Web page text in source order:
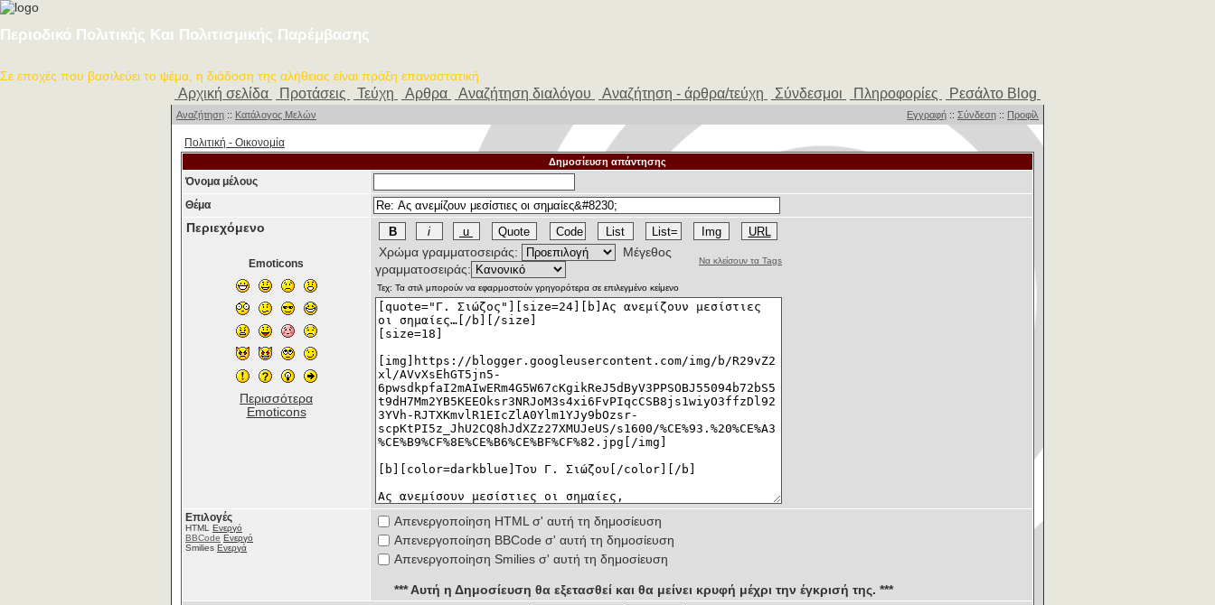
Περιοδικό Πολιτικής Και Πολιτισμικής Παρέμβασης
Σε εποχές που βασιλεύει το ψέμα, η διάδοση της αλήθειας είναι πράξη επαναστατική
Αρχική σελίδα Προτάσεις Τεύχη Αρθρα Αναζήτηση διαλόγου Αναζήτηση - άρθρα/τεύχη Σύνδεσμοι Πληροφορίες Ρεσάλτο Blog
Αναζήτηση :: Κατάλογος Μελών Εγγραφή :: Σύνδεση :: Προφίλ
Πολιτική - Oικονομία
Δημοσίευση απάντησης
Όνομα μέλους
Θέμα
Περιεχόμενο
Emoticons
Περισσότερα
Emoticons
Χρώμα γραμματοσειράς:
Μέγεθος
γραμματοσειράς:
Να κλείσουν τα Tags
Επιλογές
HTML Ενεργό
BBCode Ενεργό
Smilies Ενεργά
Απενεργοποίηση HTML σ' αυτή τη δημοσίευση
Απενεργοποίηση BBCode σ' αυτή τη δημοσίευση
Απενεργοποίηση Smilies σ' αυτή τη δημοσίευση
*** Αυτή η Δημοσίευση θα εξετασθεί και θα μείνει κρυφή μέχρι την έγκρισή της. ***